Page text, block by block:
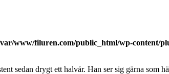
www/filuren.com/public_html/wp-content/
sedan drygt ett halvår. Han ser sig gärna